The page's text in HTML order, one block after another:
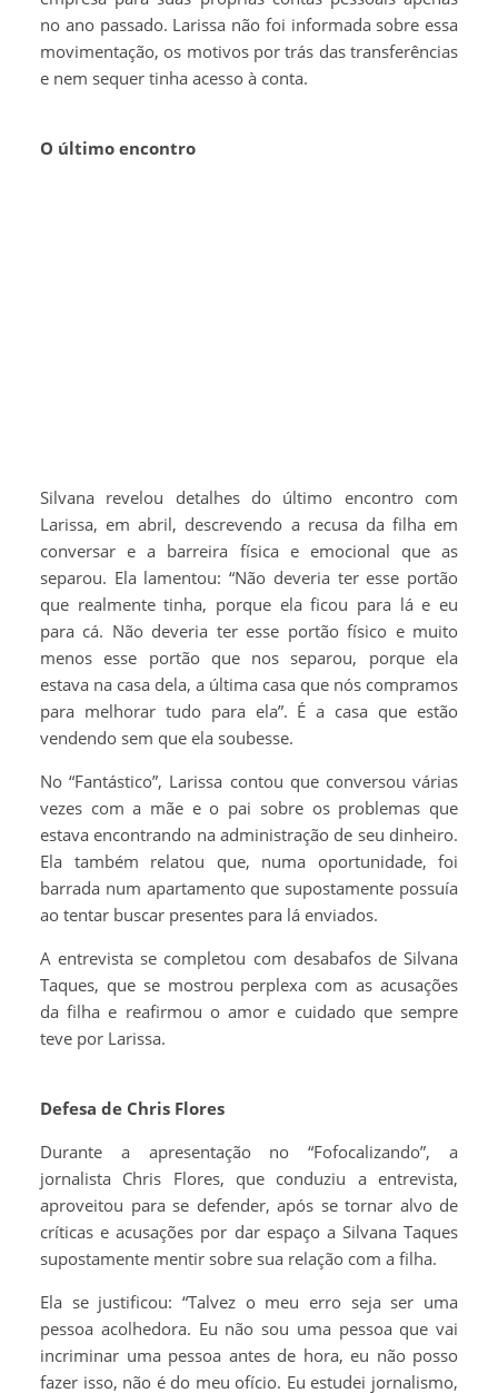
no ano passado. Larissa não foi informada sobre essa
movimentação, os motivos por trás das transferências
e nem sequer tinha acesso à conta.
O último encontro
Silvana revelou detalhes do último encontro com
Larissa, em abril, descrevendo a recusa da filha em
conversar e a barreira física e emocional que as
separou. Ela lamentou: “Não deveria ter esse portão
que realmente tinha, porque ela ficou para lá e eu
para cá. Não deveria ter esse portão físico e muito
menos esse portão que nos separou, porque ela
estava na casa dela, a última casa que nós compramos
para melhorar tudo para ela”. É a casa que estão
vendendo sem que ela soubesse.
No “Fantástico”, Larissa contou que conversou várias
vezes com a mãe e o pai sobre os problemas que
estava encontrando na administração de seu dinheiro.
Ela também relatou que, numa oportunidade, foi
barrada num apartamento que supostamente possuía
ao tentar buscar presentes para lá enviados.
A entrevista se completou com desabafos de Silvana
Taques, que se mostrou perplexa com as acusações
da filha e reafirmou o amor e cuidado que sempre
teve por Larissa.
Defesa de Chris Flores
Durante a apresentação no “Fofocalizando”, a
jornalista Chris Flores, que conduziu a entrevista,
aproveitou para se defender, após se tornar alvo de
críticas e acusações por dar espaço a Silvana Taques
supostamente mentir sobre sua relação com a filha.
Ela se justificou: “Talvez o meu erro seja ser uma
pessoa acolhedora. Eu não sou uma pessoa que vai
incriminar uma pessoa antes de hora, eu não posso
fazer isso, não é do meu ofício. Eu estudei jornalismo,